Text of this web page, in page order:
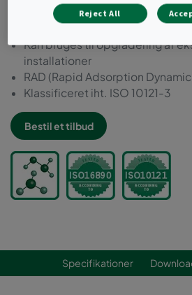
100% brændbar
Høj
Kan bruges til opgradering af
installationer
RAD (Rapid Adsorption
Klassificeret iht. ISO 10121-3
Bestil et tilbud
Specifikationer
Reject All